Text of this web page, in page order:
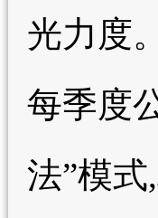
光力度
每季度
法”模